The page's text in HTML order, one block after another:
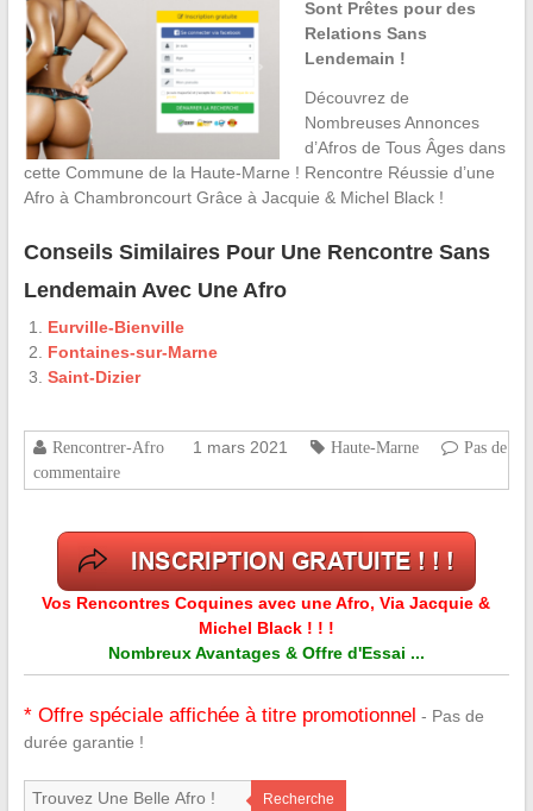
Sont Prêtes pour des
Relations Sans
Lendemain !
Découvrez de
Nombreuses Annonces
d’Afros de Tous Âges dans
cette Commune de la Haute-Marne ! Rencontre Réussie d’une
Afro à Chambroncourt Grâce à Jacquie & Michel Black !
Conseils Similaires Pour Une Rencontre Sans
Lendemain Avec Une Afro
Eurville-Bienville
Fontaines-sur-Marne
Saint-Dizier
Rencontrer-Afro 1 mars 2021 Haute-Marne
Pas de
commentaire
Vos Rencontres Coquines avec une Afro, Via Jacquie &
Michel Black ! ! !
Nombreux Avantages & Offre d'Essai ...
* Offre spéciale affichée à titre promotionnel - Pas de
durée garantie !
Recherche